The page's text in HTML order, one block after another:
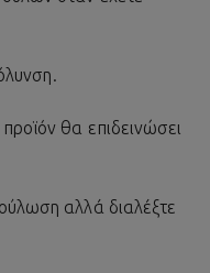
θα επιδεινώσει
αλλά διαλέξτε